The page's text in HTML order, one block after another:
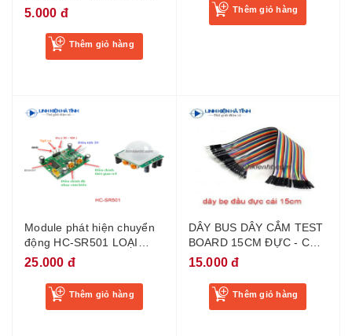
bảo vệ
5.000 đ
Thêm giỏ hàng
Thêm giỏ hàng
Module phát hiện chuyển
động HC-SR501 LOẠI
TỐT
25.000 đ
Thêm giỏ hàng
DÂY BUS DÂY CẮM TEST
BOARD 15CM ĐỰC - CÁI
(40 sợi)
15.000 đ
Thêm giỏ hàng